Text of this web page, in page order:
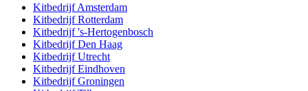
KitbedrijfAmsterdam
KitbedrijfRotterdam
Kitbedrijf's-Hertogenbosch
KitbedrijfDen Haag
KitbedrijfUtrecht
KitbedrijfEindhoven
KitbedrijfGroningen